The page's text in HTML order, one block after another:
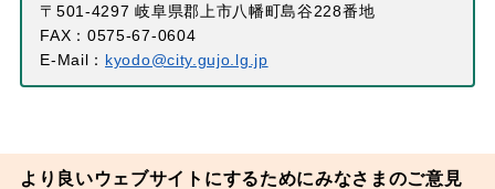
〒501-4297 岐阜県郡上市八幡町島谷228番地
FAX：0575-67-0604
E-Mail： kyodo@city.gujo.lg.jp
より良いウェブサイトにするためにみなさまのご意見